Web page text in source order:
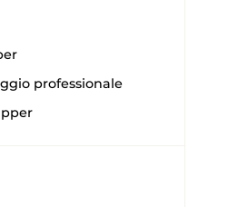
professionale